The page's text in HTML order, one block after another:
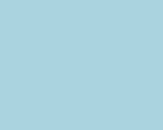
Solo Pernottamento, Spazio
cassette di sicurezza, Attrezzi
Riscaldamento Centralizzato,
alimenti, Pronto Soccorso,
Somministrazione bevande,
ragazzi , Bus Navetta, Accessibili
in Locali Comuni, Camere
Internet, Rifiuti , Solo
Propria piscina
Biancheria, Estintori, Camera con
Bambini, Biliardo, Accesso Mezzi